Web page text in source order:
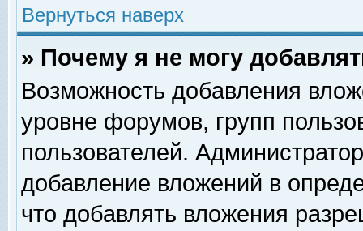
Вернуться наверх
» Почему я не могу
Возможность добавления
уровне форумов, групп
пользователей.
добавление вложений в
что добавлять вложения